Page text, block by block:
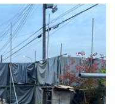
i
g
a
t
i
o
n